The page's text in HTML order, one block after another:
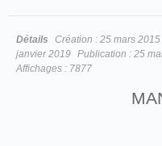
Détails Création : 25 mars 2015
janvier 2019 Publication : 25
Affichages : 7877